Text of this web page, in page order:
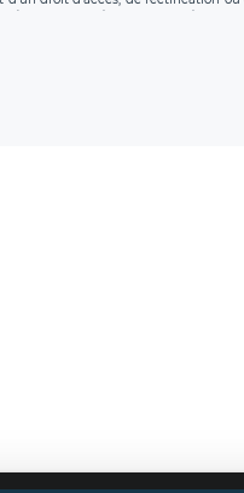
à la portabilité de vos données.
qui exerce au siège social de
Vous